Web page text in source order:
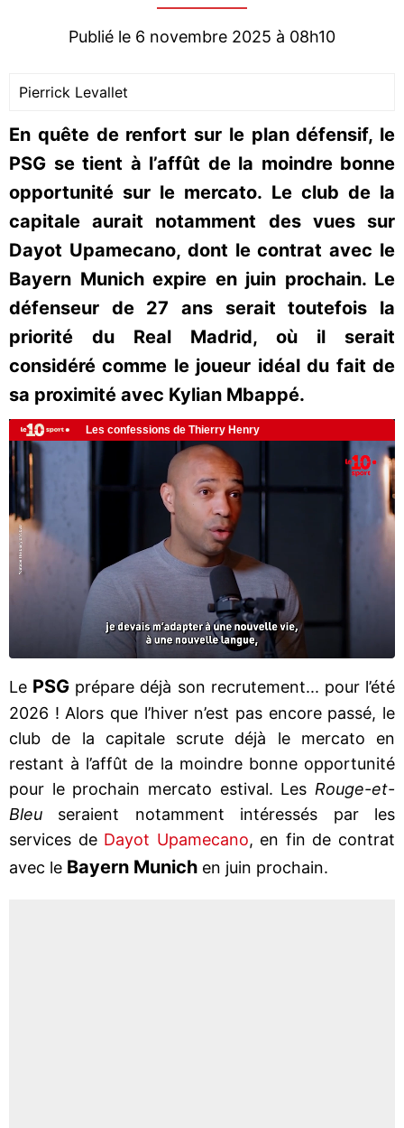
Publié le 6 novembre 2025 à 08h10
Pierrick Levallet
En quête de renfort sur le plan défensif, le
PSG se tient à l’affût de la moindre bonne
opportunité sur le mercato. Le club de la
capitale aurait notamment des vues sur
Dayot Upamecano, dont le contrat avec le
Bayern Munich expire en juin prochain. Le
défenseur de 27 ans serait toutefois la
priorité du Real Madrid, où il serait
considéré comme le joueur idéal du fait de
sa proximité avec Kylian Mbappé.
Le PSG prépare déjà son recrutement... pour l’été
2026 ! Alors que l’hiver n’est pas encore passé, le
club de la capitale scrute déjà le mercato en
restant à l’affût de la moindre bonne opportunité
pour le prochain mercato estival. Les Rouge-et-
Bleu seraient notamment intéressés par les
services de Dayot Upamecano, en fin de contrat
avec le Bayern Munich en juin prochain.